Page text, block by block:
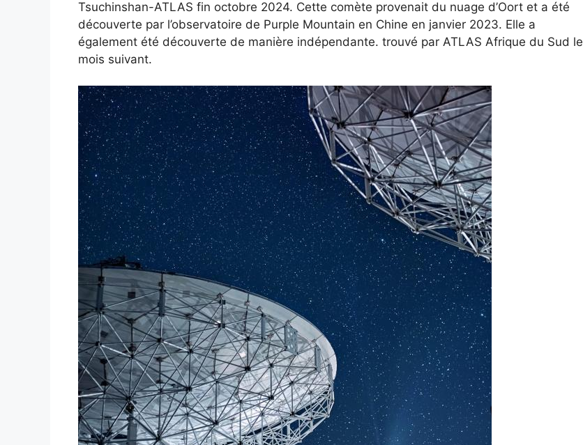
Tsuchinshan-ATLAS fin octobre 2024. Cette comète provenait du nuage d’Oort et a été
découverte par l’observatoire de Purple Mountain en Chine en janvier 2023. Elle a
également été découverte de manière indépendante. trouvé par ATLAS Afrique du Sud le
mois suivant.